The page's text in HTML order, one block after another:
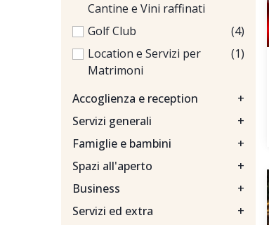
Cantine e Vini raffinati
Golf Club
(4)
Location e Servizi per
Matrimoni
(1)
Accoglienza e reception
+
Servizi generali
+
Famiglie e bambini
+
Spazi all'aperto
+
Business
+
Servizi ed extra
+